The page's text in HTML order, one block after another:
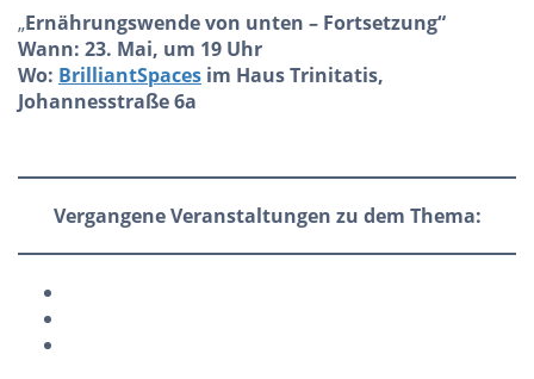
„Ernährungswende von unten – Fortsetzung“
Wann: 23. Mai, um 19 Uhr
Wo: BrilliantSpaces im Haus Trinitatis,
Johannesstraße 6a
Vergangene Veranstaltungen zu dem Thema: